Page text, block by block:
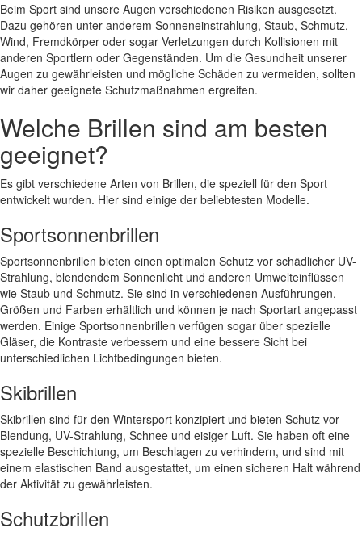
Beim Sport sind unsere Augen verschiedenen Risiken ausgesetzt.
Dazu gehören unter anderem Sonneneinstrahlung, Staub, Schmutz,
Wind, Fremdkörper oder sogar Verletzungen durch Kollisionen mit
anderen Sportlern oder Gegenständen. Um die Gesundheit unserer
Augen zu gewährleisten und mögliche Schäden zu vermeiden, sollten
wir daher geeignete Schutzmaßnahmen ergreifen.
Welche Brillen sind am besten
geeignet?
Es gibt verschiedene Arten von Brillen, die speziell für den Sport
entwickelt wurden. Hier sind einige der beliebtesten Modelle.
Sportsonnenbrillen
Sportsonnenbrillen bieten einen optimalen Schutz vor schädlicher UV-
Strahlung, blendendem Sonnenlicht und anderen Umwelteinflüssen
wie Staub und Schmutz. Sie sind in verschiedenen Ausführungen,
Größen und Farben erhältlich und können je nach Sportart angepasst
werden. Einige Sportsonnenbrillen verfügen sogar über spezielle
Gläser, die Kontraste verbessern und eine bessere Sicht bei
unterschiedlichen Lichtbedingungen bieten.
Skibrillen
Skibrillen sind für den Wintersport konzipiert und bieten Schutz vor
Blendung, UV-Strahlung, Schnee und eisiger Luft. Sie haben oft eine
spezielle Beschichtung, um Beschlagen zu verhindern, und sind mit
einem elastischen Band ausgestattet, um einen sicheren Halt während
der Aktivität zu gewährleisten.
Schutzbrillen